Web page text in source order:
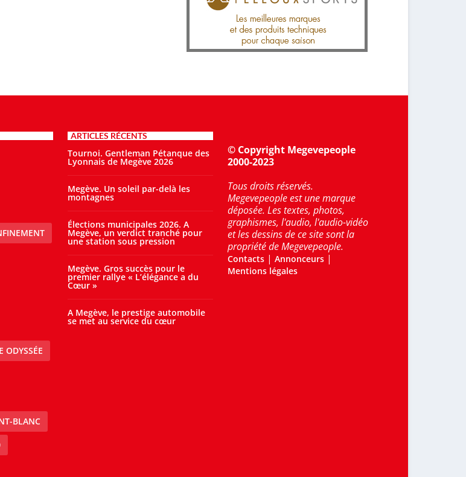
ODYSSÉE
BLANC
ARTICLES RÉCENTS
Tournoi. Gentleman Pétanque des
Lyonnais de Megève 2026
Megève. Un soleil par-delà les
montagnes
Élections municipales 2026. A
Megève, un verdict tranché pour
une station sous pression
Megève. Gros succès pour le
premier rallye « L’élégance a du
Cœur »
A Megève, le prestige automobile
se met au service du cœur
© Copyright Megevepeople
2000-2023
Tous droits réservés.
Megevepeople est une marque
déposée. Les textes, photos,
graphismes, l'audio, l'audio-vidéo
et les dessins de ce site sont la
propriété de Megevepeople.
Contacts |Annonceurs |
Mentions légales